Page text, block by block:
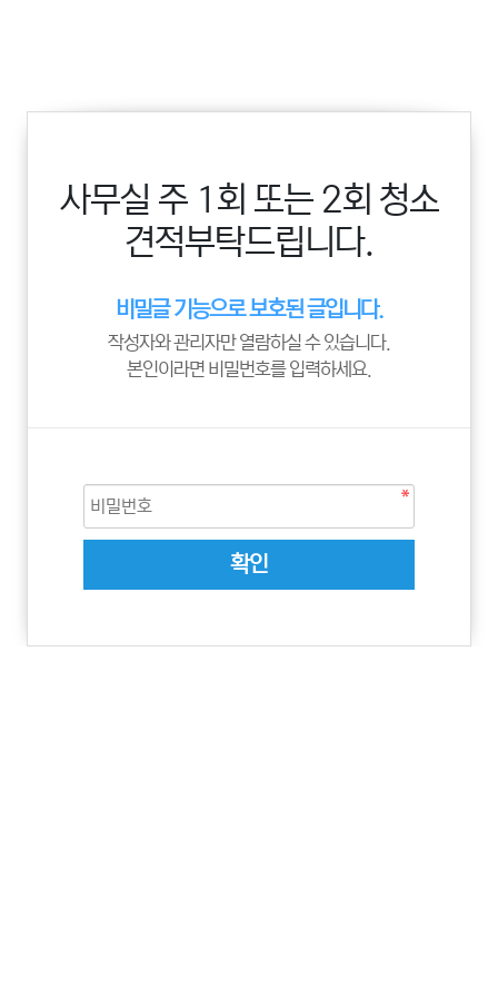
사무실 주 1회 또는 2회 청소
견적부탁드립니다.
비밀글 기능으로 보호된 글입니다.
작성자와 관리자만 열람하실 수 있습니다.
본인이라면 비밀번호를 입력하세요.